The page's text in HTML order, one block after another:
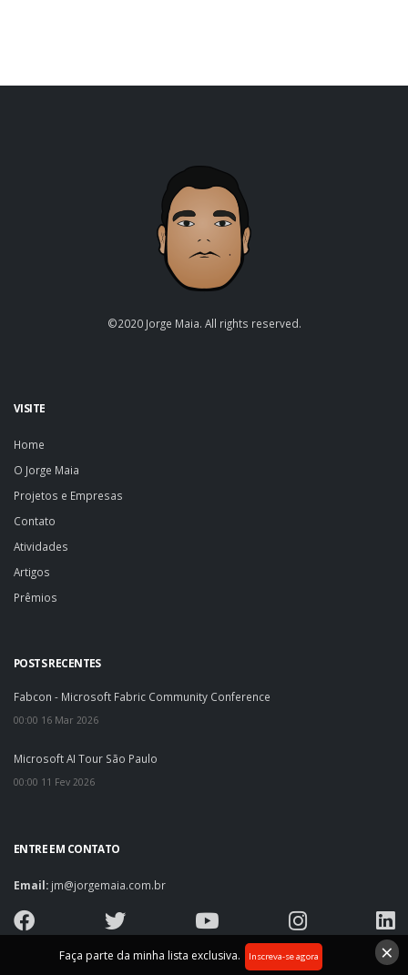
©2020 Jorge Maia. All rights reserved.
VISITE
Home
O Jorge Maia
Projetos e Empresas
Contato
Atividades
Artigos
Prêmios
POSTS RECENTES
Fabcon - Microsoft Fabric Community Conference
00:00 16 Mar 2026
Microsoft AI Tour São Paulo
00:00 11 Fev 2026
ENTRE EM CONTATO
Email: jm@jorgemaia.com.br
×
Faça parte da minha lista exclusiva. Inscreva-se agora